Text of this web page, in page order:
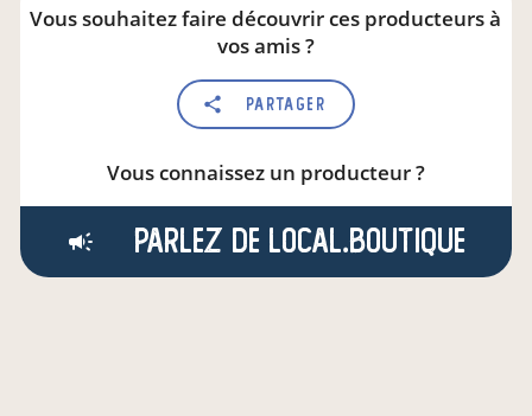
Vous souhaitez faire découvrir ces producteurs à
vos amis ?
Partager
Vous connaissez un producteur ?
Parlez de local.boutique